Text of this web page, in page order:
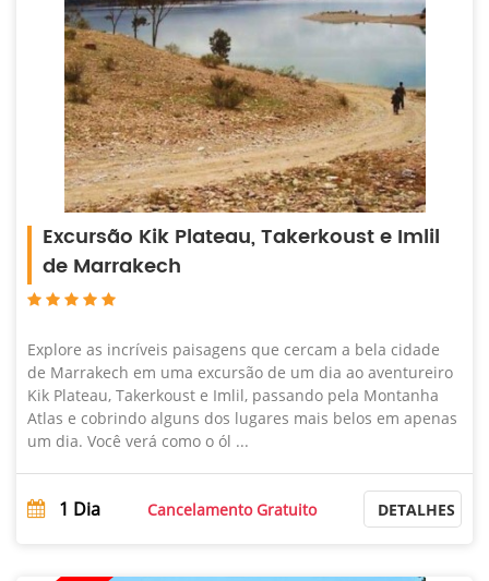
Excursão Kik Plateau, Takerkoust e Imlil
de Marrakech
Explore as incríveis paisagens que cercam a bela cidade
de Marrakech em uma excursão de um dia ao aventureiro
Kik Plateau, Takerkoust e Imlil, passando pela Montanha
Atlas e cobrindo alguns dos lugares mais belos em apenas
um dia. Você verá como o ól ...
1 Dia Cancelamento Gratuito DETALHES